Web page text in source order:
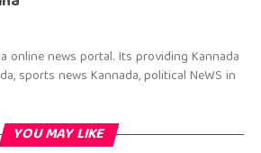
online news portal. Its providing Kannada
sports news Kannada, political NeWS in
YOU MAY LIKE